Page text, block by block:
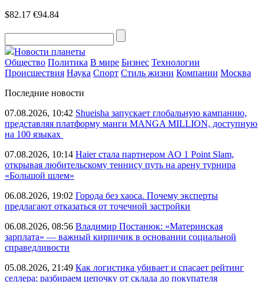
$82.17 €94.84
Новости планеты
Общество Политика В мире Бизнес Технологии
Происшествия Наука Спорт Стиль жизни Компании Москва
Последние новости
07.08.2026, 10:42 Shueisha запускает глобальную кампанию,
представляя платформу манги MANGA MILLION, доступную
на 100 языках
07.08.2026, 10:14 Haier стала партнером AO 1 Point Slam,
открывая любительскому теннису путь на арену турнира
«Большой шлем»
06.08.2026, 19:02 Города без хаоса. Почему эксперты
предлагают отказаться от точечной застройки
06.08.2026, 08:56 Владимир Постанюк: «Материнская
зарплата» — важный кирпичик в основании социальной
справедливости
05.08.2026, 21:49 Как логистика убивает и спасает рейтинг
селлера: разбираем цепочку от склада до покупателя